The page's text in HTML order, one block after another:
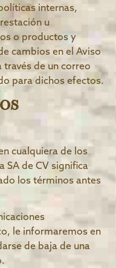
internas,
u
o productos y
cambios en el Aviso
de un correo
para dichos efectos.
cualquiera de los
SA de CV significa
los términos antes
le informaremos en
de baja de una